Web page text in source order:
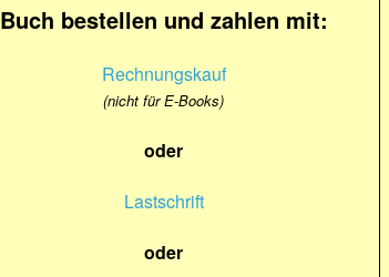
Buch bestellen und zahlen mit:
Rechnungskauf
(nicht für E-Books)
oder
Lastschrift
oder